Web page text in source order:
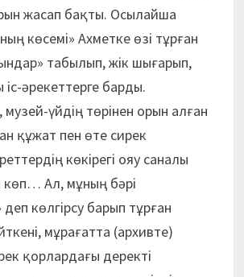
жасап бақты. Осылайша
көсемі» Ахметке өзі тұрған
табылып, жік шығарып,
іс-әрекеттерге барды.
үйдің төрінен орын алған
құжат пен өте сирек
көкірегі ояу саналы
көп… Ал, мұның бәрі
көлгірсу барып тұрған
мұрағатта (архивте)
қорлардағы деректі